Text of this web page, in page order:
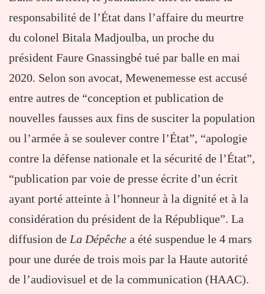
responsabilité de l’État dans l’affaire du meurtre
du colonel Bitala Madjoulba, un proche du
président Faure Gnassingbé tué par balle en mai
2020. Selon son avocat, Mewenemesse est accusé
entre autres de “conception et publication de
nouvelles fausses aux fins de susciter la population
ou l’armée à se soulever contre l’État”, “apologie
contre la défense nationale et la sécurité de l’État”,
“publication par voie de presse écrite d’un écrit
ayant porté atteinte à l’honneur à la dignité et à la
considération du président de la République”. La
diffusion de La Dépêche a été suspendue le 4 mars
pour une durée de trois mois par la Haute autorité
de l’audiovisuel et de la communication (HAAC).